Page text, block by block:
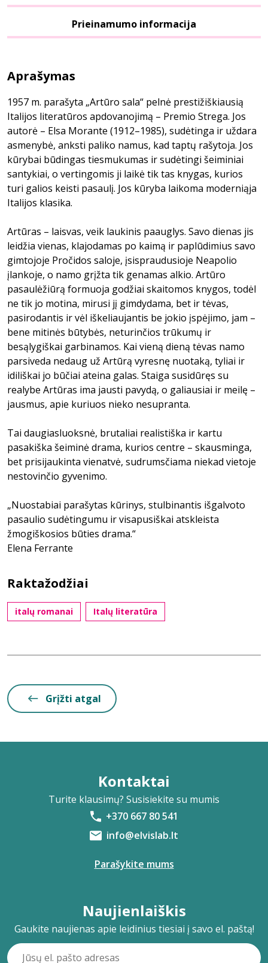
Prieinamumo informacija
Aprašymas
1957 m. parašyta „Artūro sala“ pelnė prestižiškiausią
Italijos literatūros apdovanojimą – Premio Strega. Jos
autorė – Elsa Morante (1912–1985), sudėtinga ir uždara
asmenybė, anksti paliko namus, kad taptų rašytoja. Jos
kūrybai būdingas tiesmukumas ir sudėtingi šeiminiai
santykiai, o vertingomis ji laikė tik tas knygas, kurios
turi galios keisti pasaulį. Jos kūryba laikoma moderniąja
Italijos klasika.
Artūras – laisvas, veik laukinis paauglys. Savo dienas jis
leidžia vienas, klajodamas po kaimą ir paplūdimius savo
gimtojoje Pročidos saloje, įsispraudusioje Neapolio
įlankoje, o namo grįžta tik genamas alkio. Artūro
pasaulėžiūrą formuoja godžiai skaitomos knygos, todėl
ne tik jo motina, mirusi jį gimdydama, bet ir tėvas,
pasirodantis ir vėl iškeliaujantis be jokio įspėjimo, jam –
bene mitinės būtybės, neturinčios trūkumų ir
besąlygiškai garbinamos. Kai vieną dieną tėvas namo
parsiveda nedaug už Artūrą vyresnę nuotaką, tyliai ir
idiliškai jo būčiai ateina galas. Staiga susidūręs su
realybe Artūras ima jausti pavydą, o galiausiai ir meilę –
jausmus, apie kuriuos nieko nesupranta.
Tai daugiasluoksnė, brutaliai realistiška ir kartu
pasakiška šeiminė drama, kurios centre – skausminga,
bet prisijaukinta vienatvė, sudrumsčiama niekad vietoje
nestovinčio gyvenimo.
„Nuostabiai parašytas kūrinys, stulbinantis išgalvoto
pasaulio sudėtingumu ir visapusiškai atskleista
žmogiškosios būties drama.“
Elena Ferrante
Raktažodžiai
italų romanai Italų literatūra
Grįžti atgal
Kontaktai
Turite klausimų? Susisiekite su mumis
+370 667 80 541
info@elvislab.lt
Parašykite mums
Naujienlaiškis
Gaukite naujienas apie leidinius tiesiai į savo el. paštą!